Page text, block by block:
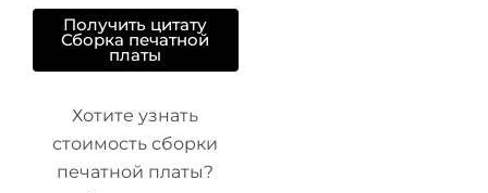
Получить цитату
Сборка печатной
платы
Хотите узнать
стоимость сборки
печатной платы?